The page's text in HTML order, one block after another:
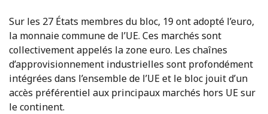
Sur les 27 États membres du bloc, 19 ont adopté l’euro,
la monnaie commune de l’UE. Ces marchés sont
collectivement appelés la zone euro. Les chaînes
d’approvisionnement industrielles sont profondément
intégrées dans l’ensemble de l’UE et le bloc jouit d’un
accès préférentiel aux principaux marchés hors UE sur
le continent.